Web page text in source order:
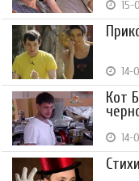
15-
14-
Кот
14-